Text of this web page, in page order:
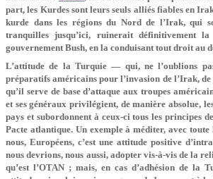
part, les Kurdes sont leurs seuls alliés fiables en
kurde dans les régions du Nord de l’Irak, qui
tranquilles jusqu’ici, ruinerait définitivement
gouvernement Bush, en la conduisant tout droit au
L’attitude de la Turquie — qui, ne l’oublions
préparatifs américains pour l’invasion de l’Irak,
qu’il serve de base d’attaque aux troupes
et ses généraux privilégient, de manière absolue,
pays et subordonnent à ceux-ci tous les principes
Pacte atlantique. Un exemple à méditer, avec
nous, Européens, c’est une attitude positive
nous devrions, nous aussi, adopter vis-à-vis de la
qu’est l’OTAN ; mais, en cas d’adhésion de la